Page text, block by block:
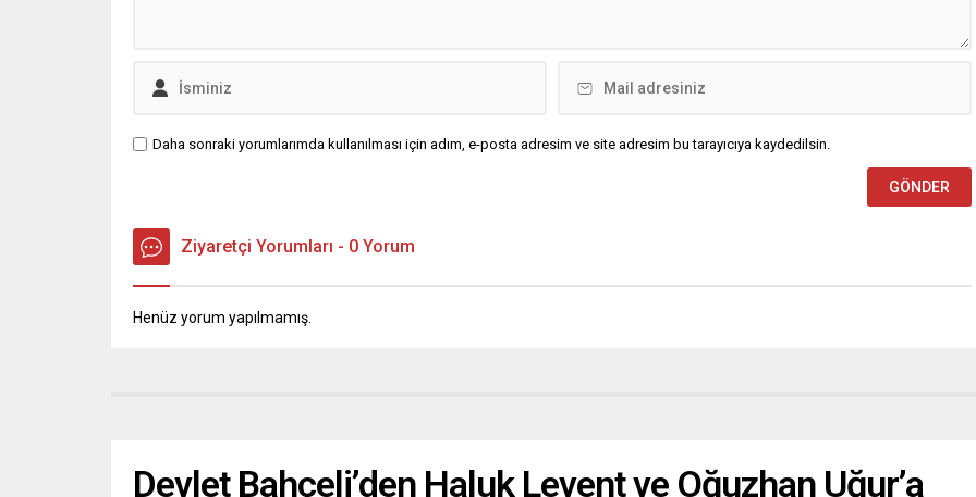
Daha sonraki yorumlarımda kullanılması için adım, e-posta adresim ve site adresim bu tarayıcıya kaydedilsin.
Ziyaretçi Yorumları - 0 Yorum
Henüz yorum yapılmamış.
Devlet Bahçeli’den Haluk Levent ve Oğuzhan Uğur’a